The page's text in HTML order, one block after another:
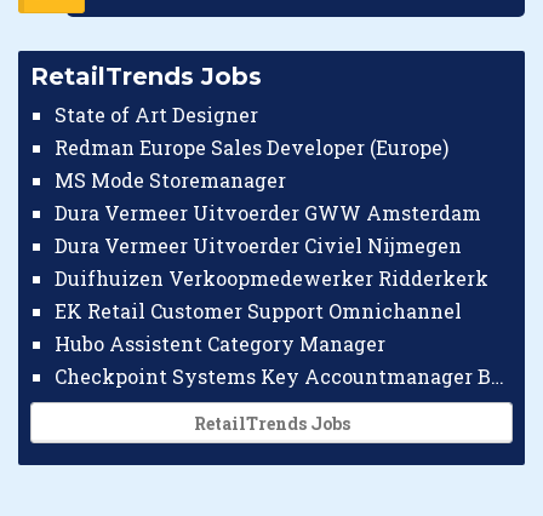
RetailTrends Jobs
State of Art Designer
Redman Europe Sales Developer (Europe)
MS Mode Storemanager
Dura Vermeer Uitvoerder GWW Amsterdam
Dura Vermeer Uitvoerder Civiel Nijmegen
Duifhuizen Verkoopmedewerker Ridderkerk
EK Retail Customer Support Omnichannel
Hubo Assistent Category Manager
Checkpoint Systems Key Accountmanager Benelux
RetailTrends Jobs